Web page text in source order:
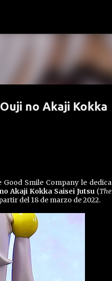
no Akaji Kokka
Smile Company le dedica
Akaji Kokka Saisei Jutsu(The
del 18 de marzo de 2022.